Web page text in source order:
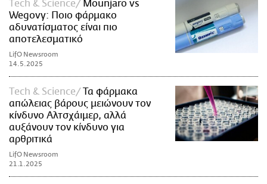
Τech & Science
Mounjaro vs
Wegovy: Ποιο φάρμακο
αδυνατίσματος είναι πιο
αποτελεσματικό
LifO Newsroom
14.5.2025
Τech & Science
Τα φάρμακα
απώλειας βάρους μειώνουν τον
κίνδυνο Αλτσχάιμερ, αλλά
αυξάνουν τον κίνδυνο για
αρθριτικά
LifO Newsroom
21.1.2025